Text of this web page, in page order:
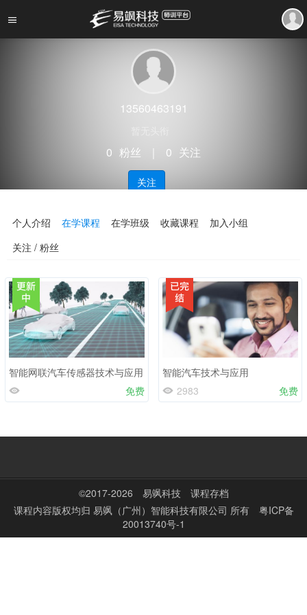
13560463191
0 粉丝 0 关注
关注
个人介绍 在学课程 在学班级 收藏课程
加入小组
关注 / 粉丝
智能网联汽车传感器技术与应用
免费
智能汽车技术与应用
2983
免费
©2017-2026 易飒科技
课程存档
课程内容版权均归 易飒（广州）智能科技有限公司 所有
粤ICP备
20013740号-1